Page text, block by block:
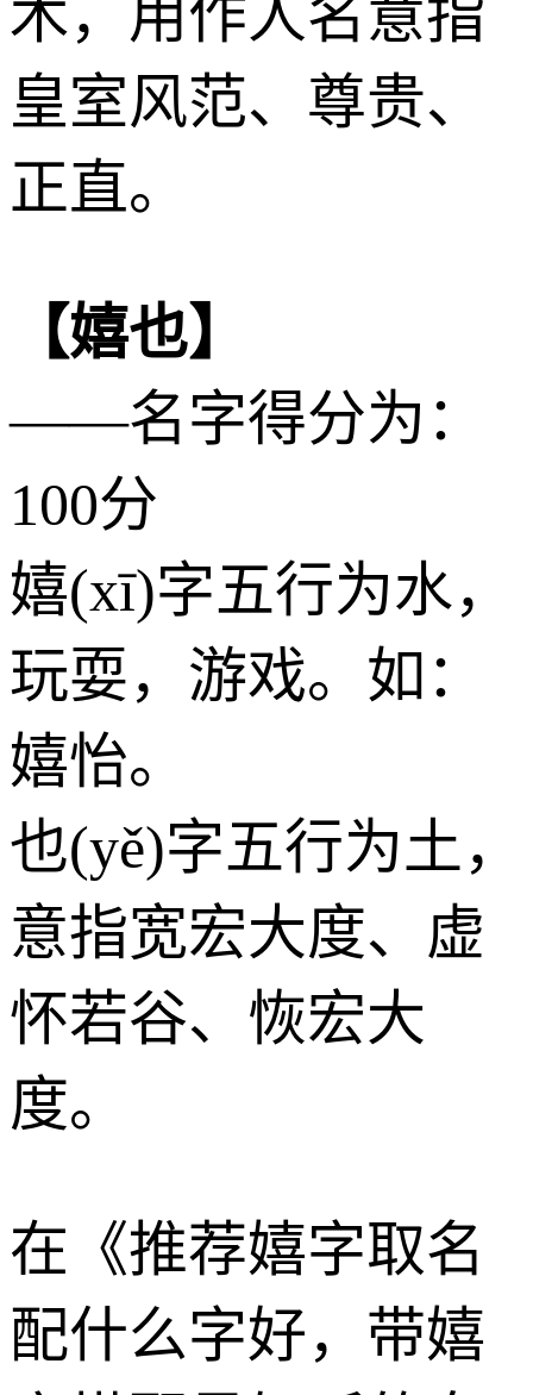
木，用作人名意指
皇室风范、尊贵、
正直。
【嬉也】
——名字得分为：
100分
嬉(xī)字五行为水，
玩耍，游戏。如：
嬉怡。
也(yě)字五行为土，
意指宽宏大度、虚
怀若谷、恢宏大
度。
在《推荐嬉字取名
配什么字好，带嬉